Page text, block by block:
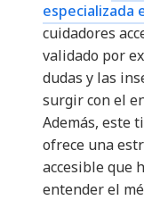
especializada
cuidadores
validado por
dudas y las
surgir con el
Además, este
ofrece una
accesible que
entender el